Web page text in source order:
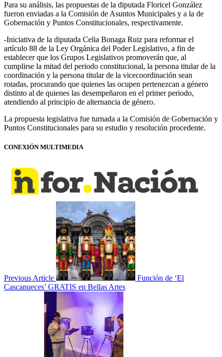
Para su análisis, las propuestas de la diputada Floricel González
fueron enviadas a la Comisión de Asuntos Municipales y a la de
Gobernación y Puntos Constitucionales, respectivamente.
-Iniciativa de la diputada Celia Bonaga Ruiz para reformar el
artículo 88 de la Ley Orgánica del Poder Legislativo, a fin de
establecer que los Grupos Legislativos promoverán que, al
cumplirse la mitad del periodo constitucional, la persona titular de la
coordinación y la persona titular de la vicecoordinación sean
rotadas, procurando que quienes las ocupen pertenezcan a género
distinto al de quienes las desempeñaron en el primer periodo,
atendiendo al principio de alternancia de género.
La propuesta legislativa fue turnada a la Comisión de Gobernación y
Puntos Constitucionales para su estudio y resolución procedente.
CONEXIÓN MULTIMEDIA
Previous Article
Función de ‘El
Cascanueces’ GRATIS en Bellas Artes